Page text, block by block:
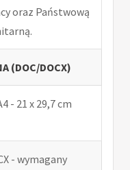
oraz Państwową
(DOC/DOCX)
- 21 x 29,7 cm
- wymagany